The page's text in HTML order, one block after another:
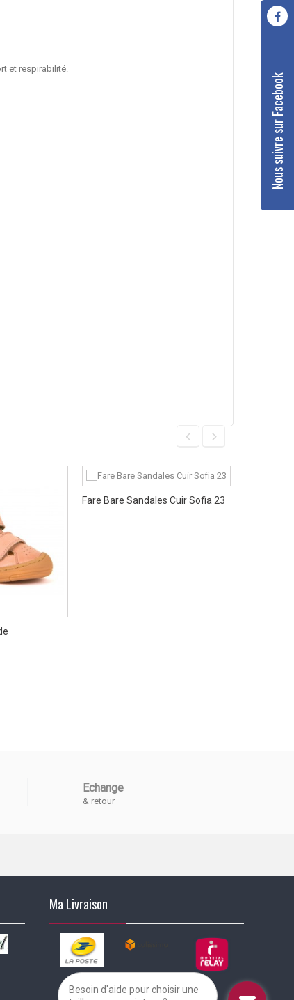
Besoin d'aide pour choisir une
Nous suivre sur Facebook
et respirabilité.
Fare Bare Sandales Cuir Sofia 23
Echange
& retour
Ma Livraison